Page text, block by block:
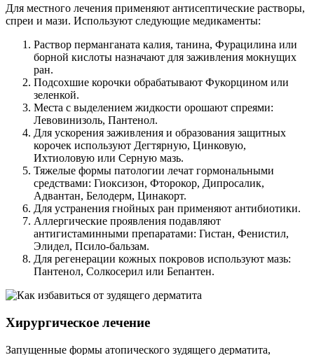
Для местного лечения применяют антисептические растворы,
спреи и мази. Используют следующие медикаменты:
Раствор перманганата калия, танина, Фурацилина или
борной кислоты назначают для заживления мокнущих
ран.
Подсохшие корочки обрабатывают Фукорцином или
зеленкой.
Места с выделением жидкости орошают спреями:
Левовинизоль, Пантенол.
Для ускорения заживления и образования защитных
корочек используют Дегтярную, Цинковую,
Ихтиоловую или Серную мазь.
Тяжелые формы патологии лечат гормональными
средствами: Гиоксизон, Фторокор, Дипросалик,
Адвантан, Белодерм, Цинакорт.
Для устранения гнойных ран применяют антибиотики.
Аллергические проявления подавляют
антигистаминными препаратами: Гистан, Фенистил,
Элидел, Псило-бальзам.
Для регенерации кожных покровов используют мазь:
Пантенол, Солкосерил или Бепантен.
Хирургическое лечение
Запущенные формы атопического зудящего дерматита,